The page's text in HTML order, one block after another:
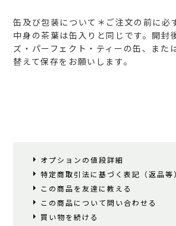
缶及び包装について＊ご注文の前に必
中身の茶葉は缶入りと同じです。開封
ズ・パーフェクト・ティーの缶、また
替えて保存をお願いします。
オプションの値段詳細
特定商取引法に基づく表記（返品等
この商品を友達に教える
この商品について問い合わせる
買い物を続ける